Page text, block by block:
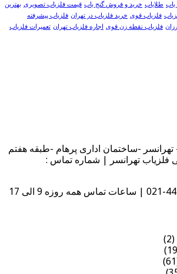
یاب طلایاب خرید و فروش گنج یاب قیمت فلزیاب تصویری بهترین
فلزیاب قوی خرید فلزیاب در تهران فلزیاب پیشرفته
فلزیاب نقطه زن قوی اجاره فلزیاب تهران تعمیرات فلزیاب
-ساختمان اداری پرهام -طبقه هفتم
تهرانسر | شماره تماس :
(2)